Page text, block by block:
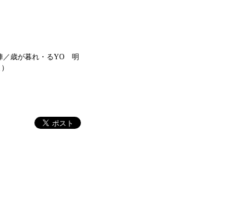
／歳が暮れ・るYO 明